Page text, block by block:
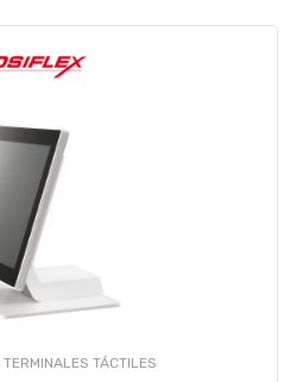
TERMINALES TÁCTILES